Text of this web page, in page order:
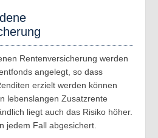
Rentenversicherung werden
angelegt, so dass
erzielt werden können
lebenslangen Zusatzrente
liegt auch das Risiko höher.
jedem Fall abgesichert.